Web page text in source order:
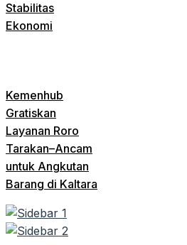
Stabilitas
Ekonomi
Kemenhub
Gratiskan
Layanan Roro
Tarakan–Ancam
untuk Angkutan
Barang di Kaltara